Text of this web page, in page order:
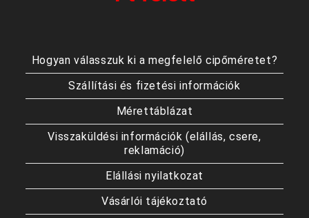
Hogyan válasszuk ki a megfelelő cipőméretet?
Szállítási és fizetési információk
Mérettáblázat
Visszaküldési információk (elállás, csere,
reklamáció)
Elállási nyilatkozat
Vásárlói tájékoztató